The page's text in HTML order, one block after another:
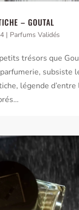
– GOUTAL
| Parfums Validés
trésors que
subsiste
légende d’entre